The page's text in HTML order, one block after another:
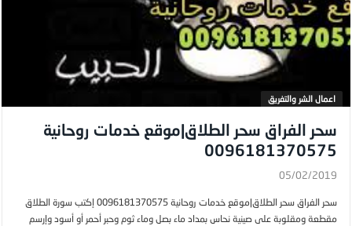
اعمال الشر والتفريق
سحر الفراق سحر الطلاق|موقع خدمات روحانية
0096181370575
05/02/2019
سحر الفراق سحر الطلاق|موقع خدمات روحانية 0096181370575 إكتب سورة الطلاق
مقطعة ومقلوبة على صينية نحاس بمداد ماء بصل وماء ثوم وحبر أحمر أو أسود وإرسم